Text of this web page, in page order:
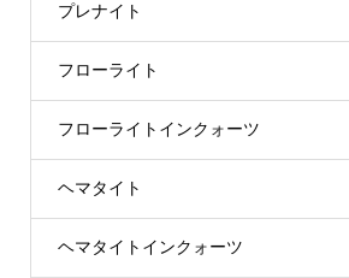
プレナイト
フローライト
フローライトインクォーツ
ヘマタイト
ヘマタイトインクォーツ